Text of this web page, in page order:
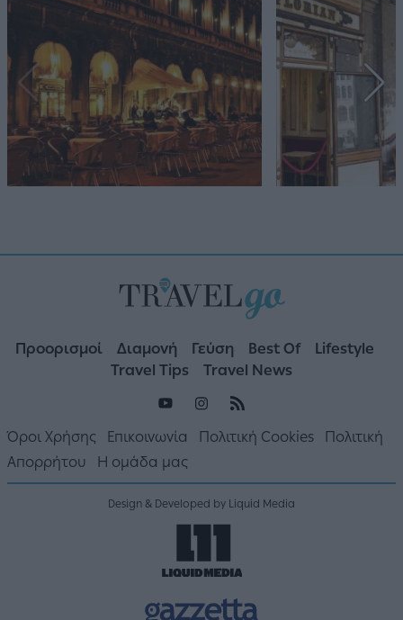
Προορισμοί Διαμονή Γεύση Best Of
Lifestyle
Travel Tips
Travel News
Όροι Χρήσης Επικοινωνία Πολιτική Cookies
Πολιτική
Απορρήτου
Η ομάδα μας
Design & Developed by Liquid Media